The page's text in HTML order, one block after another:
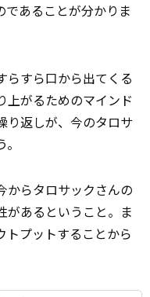
であることが分かりま
らすら口から出てくる
上がるためのマインド
り返しが、今のタロサ
からタロサックさんの
があるということ。ま
トプットすることから